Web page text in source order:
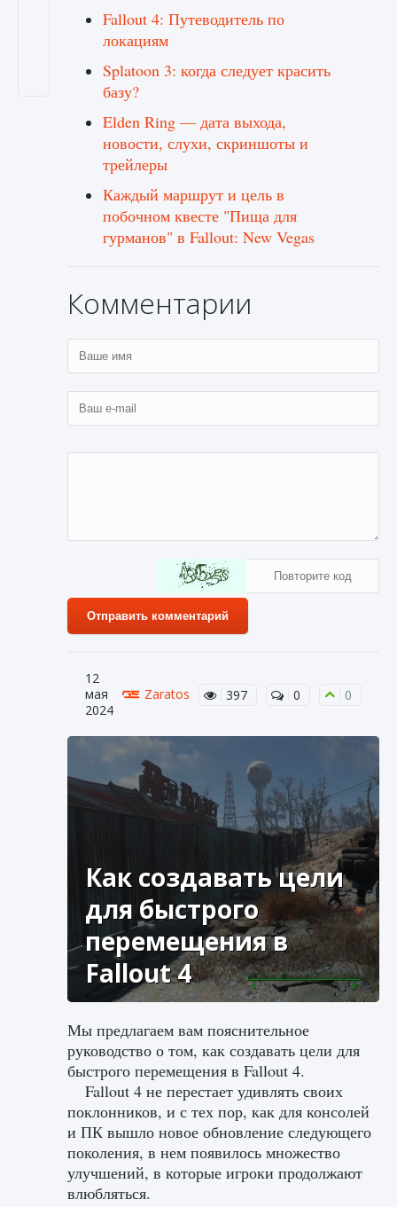
Fallout 4: Путеводитель по
локациям
Splatoon 3: когда следует красить
базу?
Elden Ring — дата выхода,
новости, слухи, скриншоты и
трейлеры
Каждый маршрут и цель в
побочном квесте "Пища для
гурманов" в Fallout: New Vegas
Комментарии
Отправить комментарий
12
мая
2024
Zaratos 397 0 0
Как создавать цели
для быстрого
перемещения в
Fallout 4
Мы предлагаем вам пояснительное
руководство о том, как создавать цели для
быстрого перемещения в Fallout 4.
Fallout 4 не перестает удивлять своих
поклонников, и с тех пор, как для консолей
и ПК вышло новое обновление следующего
поколения, в нем появилось множество
улучшений, в которые игроки продолжают
влюбляться.